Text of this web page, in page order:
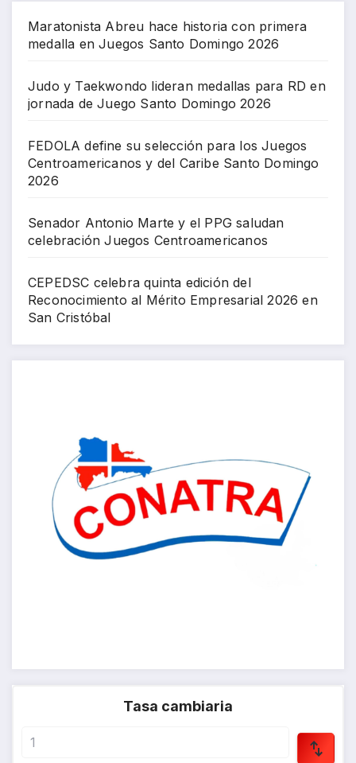
Maratonista Abreu hace historia con primera
medalla en Juegos Santo Domingo 2026
Judo y Taekwondo lideran medallas para RD en
jornada de Juego Santo Domingo 2026
FEDOLA define su selección para los Juegos
Centroamericanos y del Caribe Santo Domingo
2026
Senador Antonio Marte y el PPG saludan
celebración Juegos Centroamericanos
CEPEDSC celebra quinta edición del
Reconocimiento al Mérito Empresarial 2026 en
San Cristóbal
Tasa cambiaria